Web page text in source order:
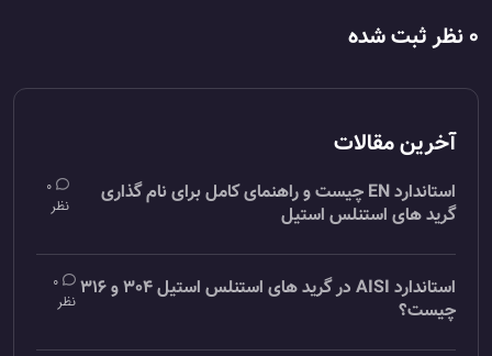
0 نظر ثبت شده
آخرین مقالات
استاندارد EN چیست و راهنمای کامل برای نام گذاری
گرید های استنلس استیل
0
نظر
استاندارد AISI در گرید های استنلس استیل 304 و 316
چیست؟
0
نظر